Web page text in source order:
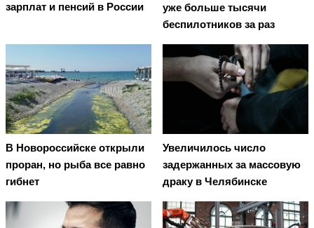
зарплат и пенсий в России
уже больше тысячи
беспилотников за раз
В Новороссийске открыли
проран, но рыба все равно
гибнет
Увеличилось число
задержанных за массовую
драку в Челябинске